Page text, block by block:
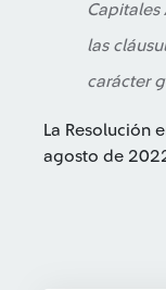
las
carácter
La Resolución
agosto de